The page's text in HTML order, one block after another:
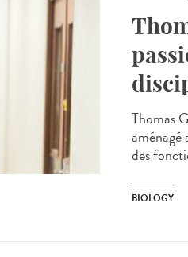
Thomas
aménagé
des
BIOLOGY